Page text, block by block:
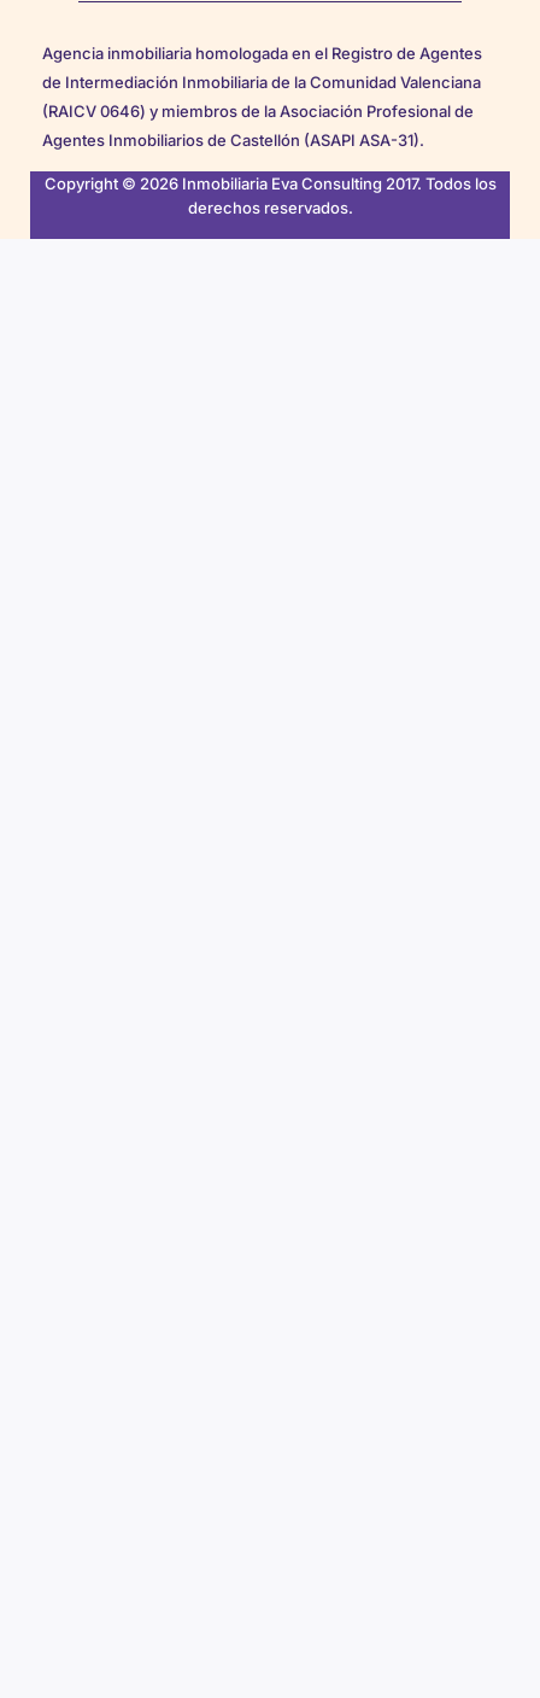
Agencia inmobiliaria homologada en el Registro de Agentes
de Intermediación Inmobiliaria de la Comunidad Valenciana
(RAICV 0646) y miembros de la Asociación Profesional de
Agentes Inmobiliarios de Castellón (ASAPI ASA-31).
Copyright © 2026 Inmobiliaria Eva Consulting 2017. Todos los
derechos reservados.